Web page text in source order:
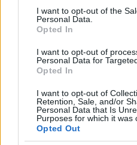
consent section.
I want to opt-out of the
Personal Data.
Opted In
I want to opt-out of
Personal Data for
Opted In
I want to opt-out of
Retention, Sale, and/or
Personal Data that Is
Purposes for which it was
Opted Out
έλεγχος νομιμότητας
Στη συνολική ανάπλαση,
στρεμμάτων, θα
Tae Kwon Do, το οποίο
ρόλους, αλλά και η
οριστική παραχώρησή
Περιφέρεια Αττικής για